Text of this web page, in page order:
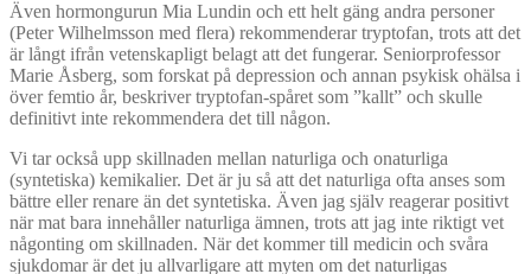
Även hormongurun Mia Lundin och ett helt gäng andra personer
(Peter Wilhelmsson med flera) rekommenderar tryptofan, trots att det
är långt ifrån vetenskapligt belagt att det fungerar. Seniorprofessor
Marie Åsberg, som forskat på depression och annan psykisk ohälsa i
över femtio år, beskriver tryptofan-spåret som ”kallt” och skulle
definitivt inte rekommendera det till någon.
Vi tar också upp skillnaden mellan naturliga och onaturliga
(syntetiska) kemikalier. Det är ju så att det naturliga ofta anses som
bättre eller renare än det syntetiska. Även jag själv reagerar positivt
när mat bara innehåller naturliga ämnen, trots att jag inte riktigt vet
någonting om skillnaden. När det kommer till medicin och svåra
sjukdomar är det ju allvarligare att myten om det naturligas